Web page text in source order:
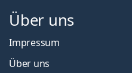
Über uns
Impressum
Über uns